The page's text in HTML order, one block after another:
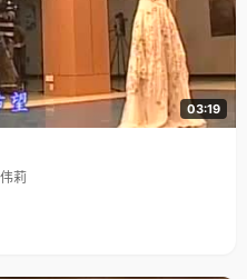
他们都会满足她，但是也不是完全
或者走错路的时候，就会跟女儿坐
的态度，而是动之以情，晓之以
爸就买回了县城里的第一台电脑。
教女儿编程，林爸爸开始引导张秋
却在我心里种下了邪恶的种子"，
最早的单机游戏《仙剑奇侠传》，
一阵子《魔兽争霸》、《红警》、
秋婷比男孩子还专业，她还是当下
玩家，在游戏里，别人根本想不到
不影响学习生活，家人也只是适时
越激烈，刚开始是比较温和，适合
03:19
莉